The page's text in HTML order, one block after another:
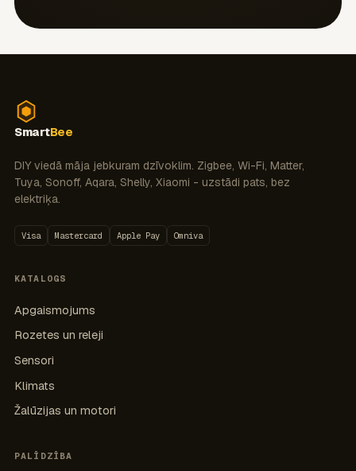
SmartBee
DIY viedā māja jebkuram dzīvoklim. Zigbee, Wi-Fi, Matter,
Tuya, Sonoff, Aqara, Shelly, Xiaomi - uzstādi pats, bez
elektriķa.
Visa Mastercard Apple Pay Omniva
KATALOGS
Apgaismojums
Rozetes un releji
Sensori
Klimats
Žalūzijas un motori
PALĪDZĪBA